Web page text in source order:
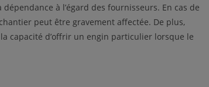
à l’égard des fournisseurs. En cas de
peut être gravement affectée. De plus,
capacité d’offrir un engin particulier lorsque le